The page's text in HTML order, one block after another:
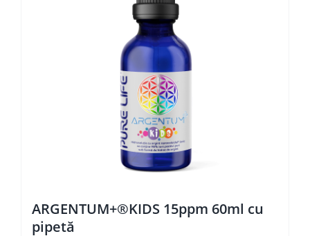
ARGENTUM+®KIDS 15ppm 60ml cu
pipetă